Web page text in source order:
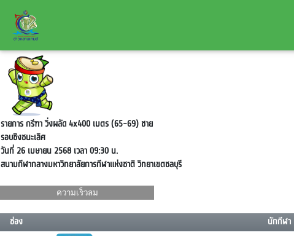
รายการ กรีฑา วิ่งผลัด 4x400 เมตร (65-69) ชาย
รอบชิงชนะเลิศ
วันที่ 26 เมษายน 2568 เวลา 09:30 น.
สนามกีฬากลางมหาวิทยาลัยการกีฬาแห่งชาติ วิทยาเขตชลบุรี
ความเร็วลม
ช่อง นักกีฬา